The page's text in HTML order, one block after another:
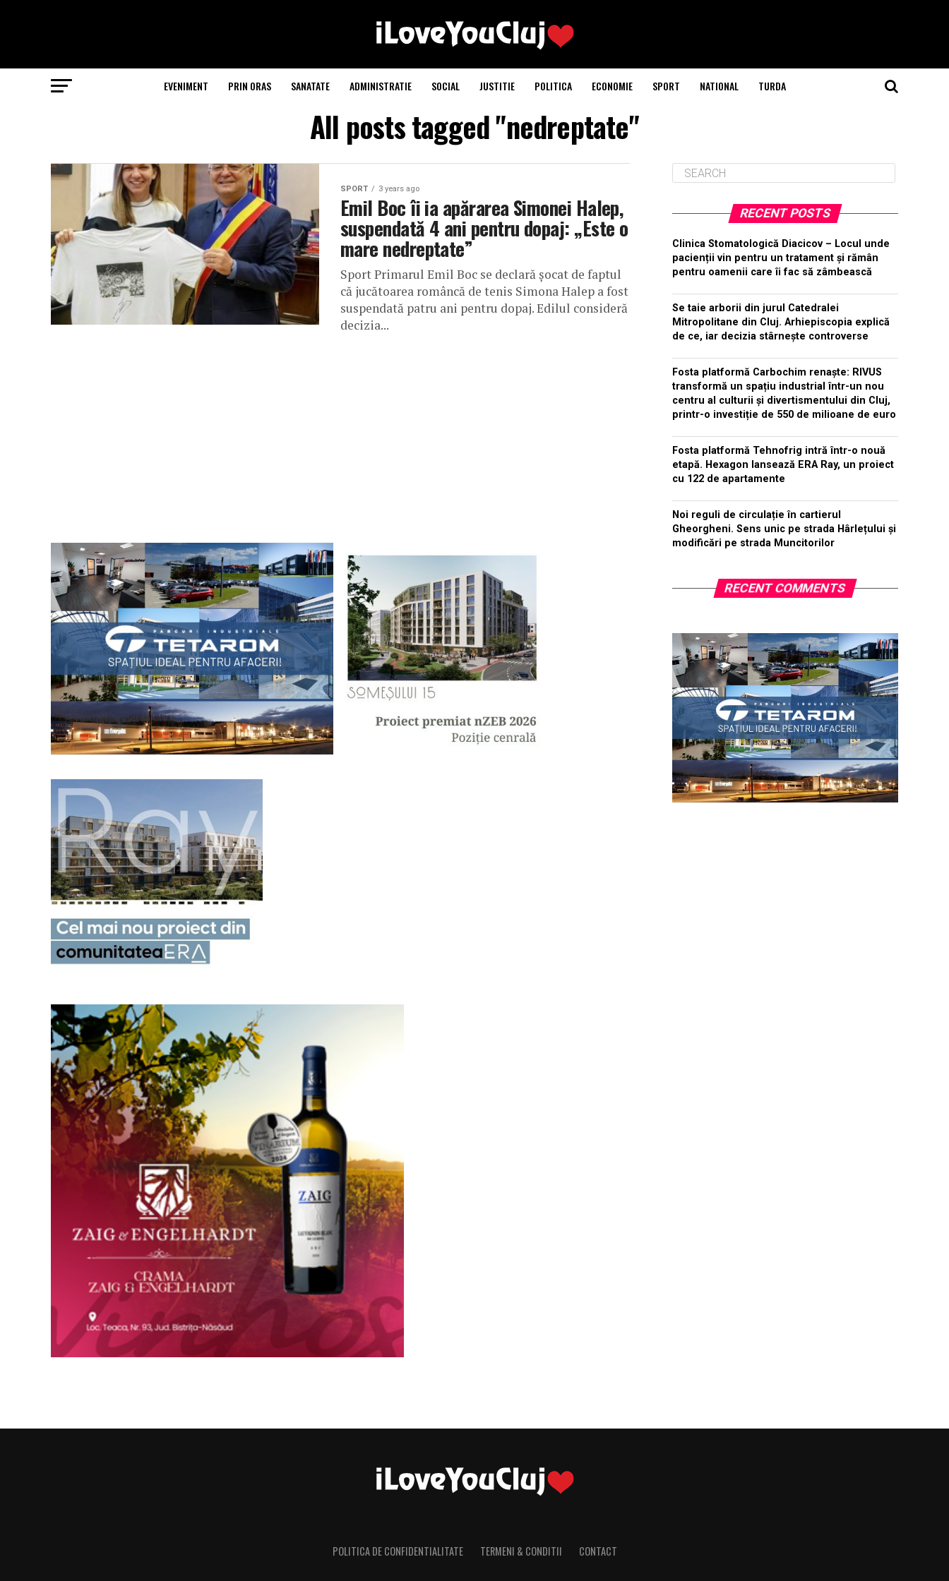
EVENIMENT PRIN ORAS SANATATE ADMINISTRATIE SOCIAL JUSTITIE POLITICA ECONOMIE SPORT NATIONAL TURDA
All posts tagged "nedreptate"
SPORT 3 years ago
Emil Boc îi ia apărarea Simonei Halep,
suspendată 4 ani pentru dopaj: „Este o
mare nedreptate”
Sport Primarul Emil Boc se declară șocat de faptul
că jucătoarea româncă de tenis Simona Halep a fost
suspendată patru ani pentru dopaj. Edilul consideră
decizia...
RECENT POSTS
Clinica Stomatologică Diacicov – Locul unde
pacienții vin pentru un tratament și rămân
pentru oamenii care îi fac să zâmbească
Se taie arborii din jurul Catedralei
Mitropolitane din Cluj. Arhiepiscopia explică
de ce, iar decizia stârnește controverse
Fosta platformă Carbochim renaște: RIVUS
transformă un spațiu industrial într-un nou
centru al culturii și divertismentului din Cluj,
printr-o investiție de 550 de milioane de euro
Fosta platformă Tehnofrig intră într-o nouă
etapă. Hexagon lansează ERA Ray, un proiect
cu 122 de apartamente
Noi reguli de circulație în cartierul
Gheorgheni. Sens unic pe strada Hârlețului și
modificări pe strada Muncitorilor
RECENT COMMENTS
POLITICA DE CONFIDENTIALITATE TERMENI & CONDITII CONTACT